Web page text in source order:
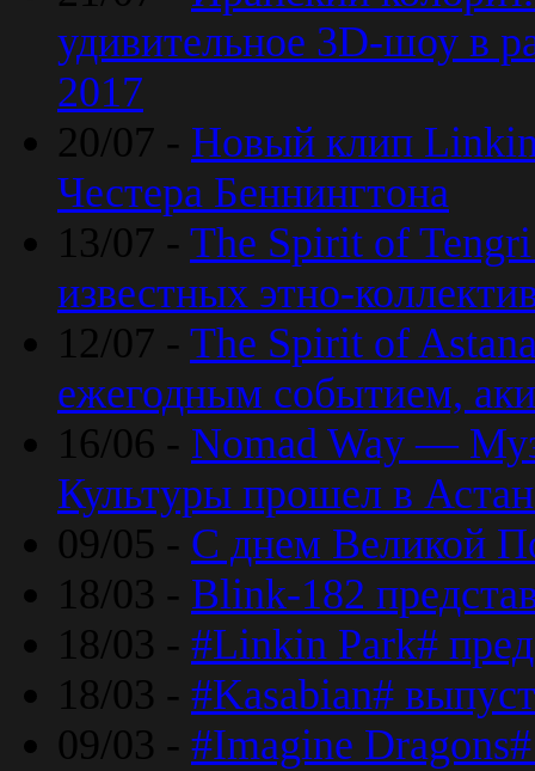
удивительное 3D-шоу в
2017
20/07 - Новый клип Linkin
Честера Беннингтона
13/07 - The Spirit of Tengri
известных этно-
12/07 - The Spirit of
ежегодным событием,
16/06 - Nomad Way —
Культуры прошел в
09/05 - С днем Великой
18/03 - Blink-182
18/03 - #Linkin Park#
18/03 - #Kasabian#
09/03 - #Imagine